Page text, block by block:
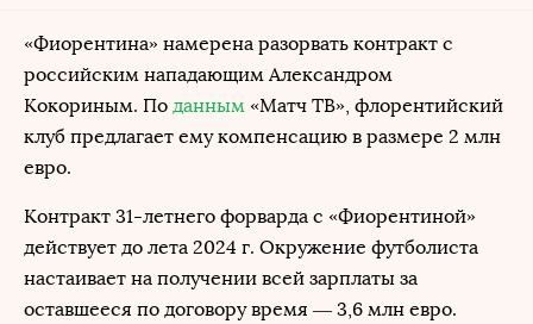
«Фиорентина» намерена разорвать контракт с
российским нападающим Александром
Кокориным. По данным «Матч ТВ», флорентийский
клуб предлагает ему компенсацию в размере 2 млн
евро.
Контракт 31-летнего форварда с «Фиорентиной»
действует до лета 2024 г. Окружение футболиста
настаивает на получении всей зарплаты за
оставшееся по договору время — 3,6 млн евро.